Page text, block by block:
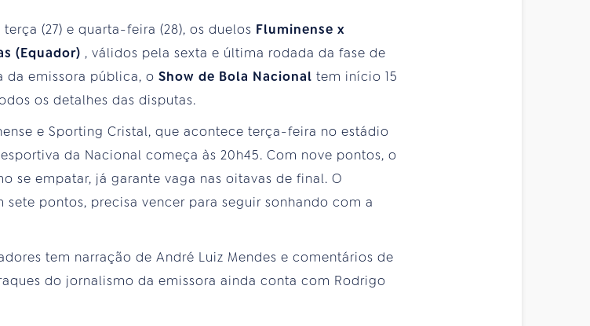
terça (27) e quarta-feira (28), os duelos Fluminense x
(Equador) , válidos pela sexta e última rodada da fase de
da emissora pública, o Show de Bola Nacional tem início 15
os detalhes das disputas.
e Sporting Cristal, que acontece terça-feira no estádio
da Nacional começa às 20h45. Com nove pontos, o
se empatar, já garante vaga nas oitavas de final. O
pontos, precisa vencer para seguir sonhando com a
tem narração de André Luiz Mendes e comentários de
do jornalismo da emissora ainda conta com Rodrigo